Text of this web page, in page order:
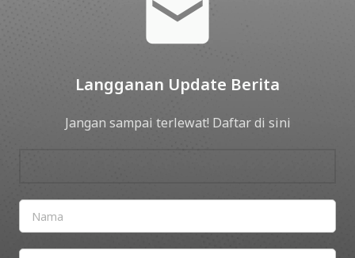
Langganan Update Berita
Jangan sampai terlewat! Daftar di sini